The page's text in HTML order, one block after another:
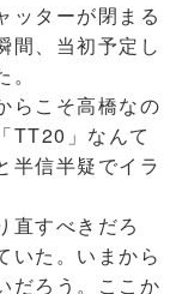
ッターが閉まる
間、当初予定し
らこそ高橋なの
TT20」なんて
半信半疑でイラ
直すべきだろ
いた。いまから
だろう。ここか